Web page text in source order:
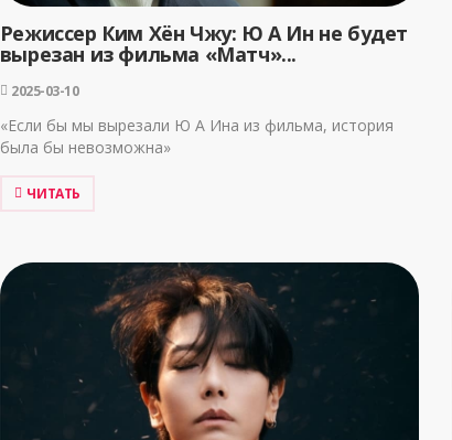
Режиссер Ким Хён Чжу: Ю А Ин не будет
вырезан из фильма «Матч»...
2025-03-10
«Если бы мы вырезали Ю А Ина из фильма, история
была бы невозможна»
ЧИТАТЬ